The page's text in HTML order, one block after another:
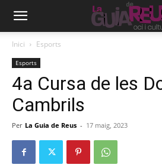
Inici Esports
Esports
4a Cursa de les
Cambrils
Per La Guia de Reus - 17 maig, 2023